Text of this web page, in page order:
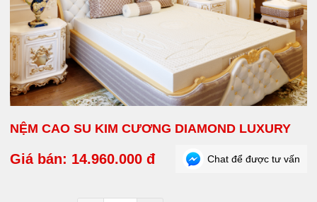
NỆM CAO SU KIM CƯƠNG DIAMOND LUXURY
Giá bán: 14.960.000 đ Chat để được tư vấn